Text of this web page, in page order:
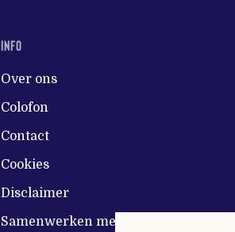
INFO
Over ons
Colofon
Contact
Cookies
Disclaimer
Samenwerken met Buitenleven